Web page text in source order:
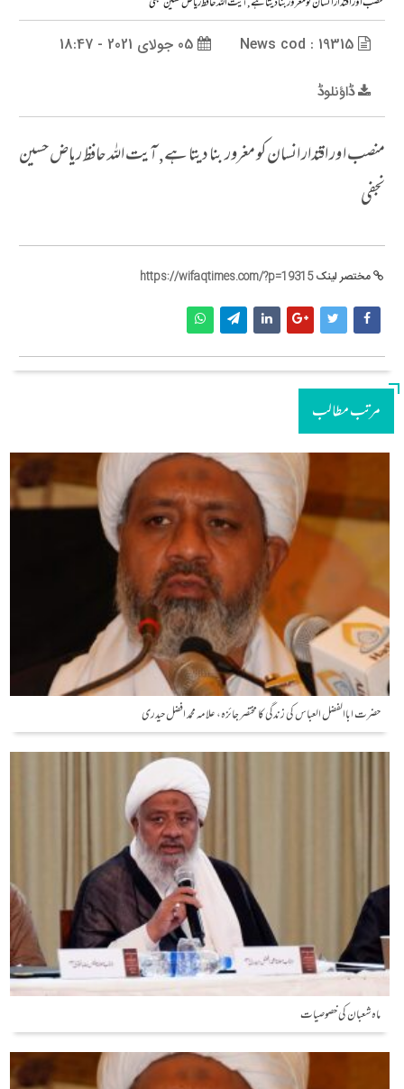
News cod : 19315 05 جولای 2021 - 18:47
ڈاؤنلوڈ
منصب ا ور اقتدار انسان کو مغرور بنا دیتا ہے, آیت اللہ حافظ ریاض حسین
نجفی
مختصر لینکhttps://wifaqtimes.com/?p=19315
مرتب مطالب
حضرت اباالفضل العباس کی زندگی کا مختصر جائزہ، علامہ محمد افضل حیدری
ماہ شعبان کی خصوصیات